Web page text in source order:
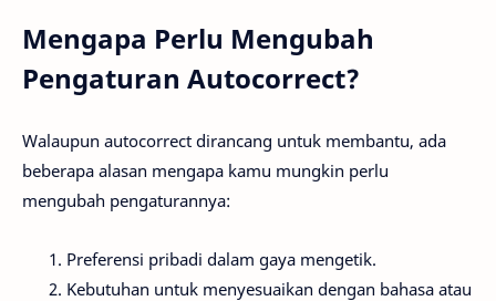
Mengapa Perlu Mengubah
Pengaturan Autocorrect?
Walaupun autocorrect dirancang untuk membantu, ada
beberapa alasan mengapa kamu mungkin perlu
mengubah pengaturannya:
Preferensi pribadi dalam gaya mengetik.
Kebutuhan untuk menyesuaikan dengan bahasa atau